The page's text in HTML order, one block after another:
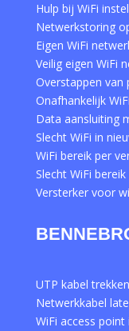
Hulp bij WiFi
Netwerkstoring
Eigen WiFi
Veilig eigen WiFi
Overstappen van
Onafhankelijk
Data aansluiting
Slecht WiFi in
WiFi bereik per
Slecht WiFi
Versterker voor
UTP kabel
Netwerkkabel
WiFi access